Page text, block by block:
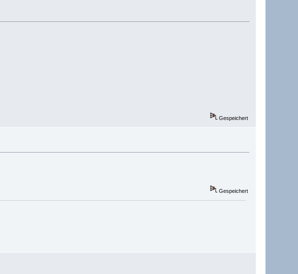
Gespeichert
Gespeichert